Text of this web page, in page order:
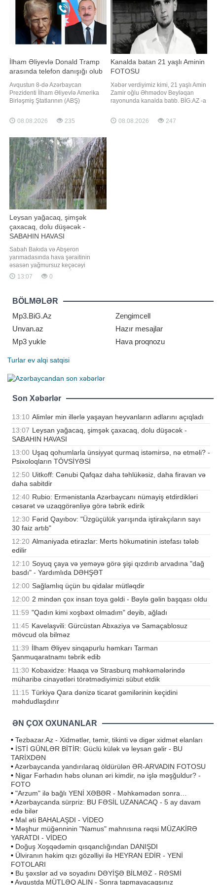
Sinqapur Respublikasının milli
bayramı münasibətilə Sizə v
İlham Əliyevlə Donald Tramp
arasında telefon danışığı olub
Avqustun 8-də Azərbaycan
Prezidenti İlham Əliyevlə Amerika
Birləşmiş Ştatlarının (ABŞ)
telefon danışığı olub. "Report" xəbər
verir ki, bu barədə Azərbaycan
məlumat yayıb. Telefon söhbəti
zamanı Vaşinqton Zirvə Görüşünün
ildönüm
08.08.2026 235
Kanalda batan 21 yaşlı Aminin
FOTOSU
Xəbər verdiyimiz kimi, 21 yaşlı Amin
Zamir oğlu Əhmədov Beyləqan
rayonunda kanalda batıb. BİG.AZ -a
avqustun 6-da rayon ərazisindən
keçən "Yeni Xan Qızı" adlı beton
08.08.2026 247
Leysan yağacaq, şimşək
çaxacaq, dolu düşəcək -
SABAHIN HAVASI
Sabah Bakıda və Abşeron
yarımadasında hava şəraitinin
əsasən yağmursuz keçəcəyi
gözlənilir. Bu barədə BİG.AZ-a Milli
Hidrometeorologiya Xidmətindən
arabir güclənəcək. Havanın
temperaturu gecə 23-27 isti, gündüz
29-33 isti olacaq. Atmosfer təzyiqi
756 mm civə sütun
13:07 0
BÖLMƏLƏR
Mp3.BiG.Az
Zengimcell
Unvan.az
Hazır mesajlar
Mp3 yukle
Hava proqnozu
Turlar ev alqi satqisi
Son Xəbərlər
13:10 Alimlər min illərlə yaşayan heyvanların adlarını açıqladı
13:07 Leysan yağacaq, şimşək çaxacaq, dolu düşəcək -
SABAHIN HAVASI
13:00 Uşaq qohumlarla ünsiyyət qurmaq istəmirsə, nə etməli? -
Psixoloqların TÖVSİYƏSİ
12:50 Uitkoff: Cənubi Qafqaz daha təhlükəsiz, daha firavan və
daha sabitdir
12:40 Rubio: Ermənistanla Azərbaycanı nümayiş etdirdikləri
cəsarət və uzaqgörənliyə görə təbrik edirik
12:30 Fərid Qayıbov: "Üzgüçülük yarışında iştirakçıların sayı
30 faiz artıb"
12:20 Almaniyada etirazlar: Merts hökumətinin istefası tələb
edilir
12:10 Soyuq çaya və yeməyə görə şişi qızdırıb arvadına "dağ
basdı" - Yardımlıda DƏHŞƏT
12:00 Sağlamlıq üçün bu qidalar mütləqdir
12:00 2 mindən çox insan toya gəldi - Bəylə gəlin başqası oldu
11:59 "Qadın kimi xoşbəxt olmadım" deyib, ağladı
11:45 Kavelaşvili: Gürcüstan Abxaziya və Samaçablosuz
mövcud ola bilməz
11:39 İlham Əliyev sinqapurlu həmkarı Tarman
Şanmuqaratnamı təbrik edib
11:30 Kobaxidze: Haaqa və Strasburq məhkəmələrində
müharibə cinayətləri törətmədiyimizi sübut etdik
11:15 Türkiyə Qara dənizə ticarət gəmilərinin keçidini
məhdudlaşdırır
ƏN ÇOX OXUNANLAR
• Tezbazar.Az - Xidmətlər, təmir, tikinti və digər xidmət elanları
• İSTİ GÜNLƏR BİTİR: Güclü külək və leysan gəlir - BU
TARİXDƏN
•Azərbaycanda yandırılaraq öldürülən ƏR-ARVADIN FOTOSU
• Nigar Fərhadın həbs olunan əri kimdir, nə işlə məşğuldur? -
FOTO
• "Arzum" ilə bağlı YENİ XƏBƏR - Məhkəmədən sonra…
•Azərbaycanda sürpriz: BU FƏSİL UZANACAQ - 5 ay davam
edə bilər
• Mal əti BAHALAŞDI - VİDEO
• Məşhur müğənninin "Namus" mahnısına rəqsi MÜZAKİRƏ
YARATDI - VİDEO
• Doğuş Xoşqədəmin qısqanclığından DANIŞDI
• Ülviranın həkim qızı gözəlliyi ilə HEYRAN EDİR - YENİ
FOTOLARI
• Bu şəxslər ad və soyadını DƏYİŞƏ BİLMƏZ - RƏSMİ
•Avqustda MÜTLƏQ ALIN - Sonra tapmayacaqsınız